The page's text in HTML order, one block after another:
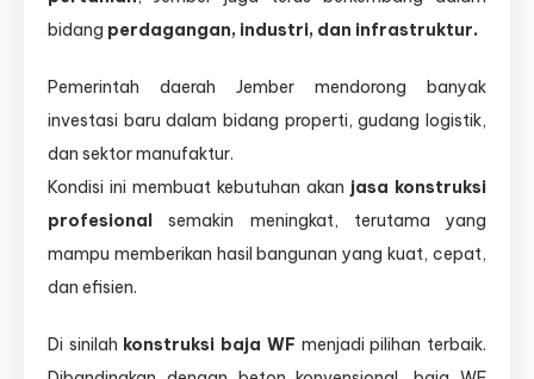
bidang perdagangan, industri, dan infrastruktur.
Pemerintah daerah Jember mendorong banyak
investasi baru dalam bidang properti, gudang logistik,
dan sektor manufaktur.
Kondisi ini membuat kebutuhan akan jasa konstruksi
profesional semakin meningkat, terutama yang
mampu memberikan hasil bangunan yang kuat, cepat,
dan efisien.
Di sinilah konstruksi baja WF menjadi pilihan terbaik.